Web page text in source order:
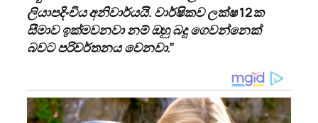
ලියාපදිංචිය අනිවාර්යයි. වාර්ෂිකව ලක්ෂ 12ක
සීමාව ඉක්මවනවා නම් ඔහු බදු ගෙවන්නෙක්
බවට පරිවර්තනය වෙනවා.”